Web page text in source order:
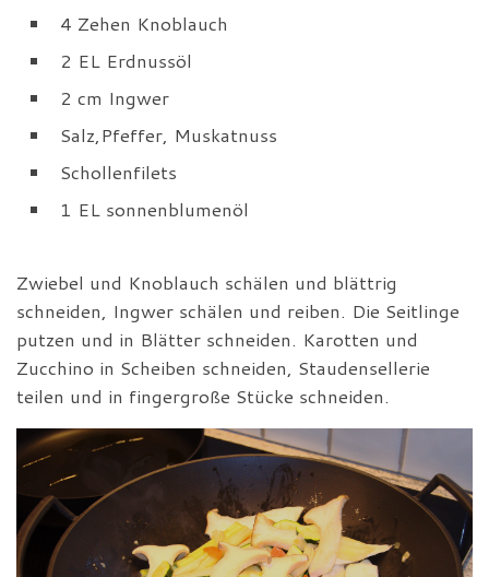
4 Zehen Knoblauch
2 EL Erdnussöl
2 cm Ingwer
Salz,Pfeffer, Muskatnuss
Schollenfilets
1 EL sonnenblumenöl
Zwiebel und Knoblauch schälen und blättrig
schneiden, Ingwer schälen und reiben. Die Seitlinge
putzen und in Blätter schneiden. Karotten und
Zucchino in Scheiben schneiden, Staudensellerie
teilen und in fingergroße Stücke schneiden.